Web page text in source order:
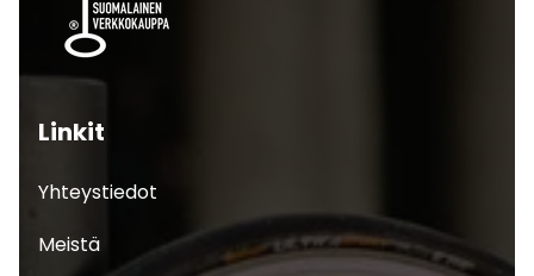
Linkit
Yhteystiedot
Meistä